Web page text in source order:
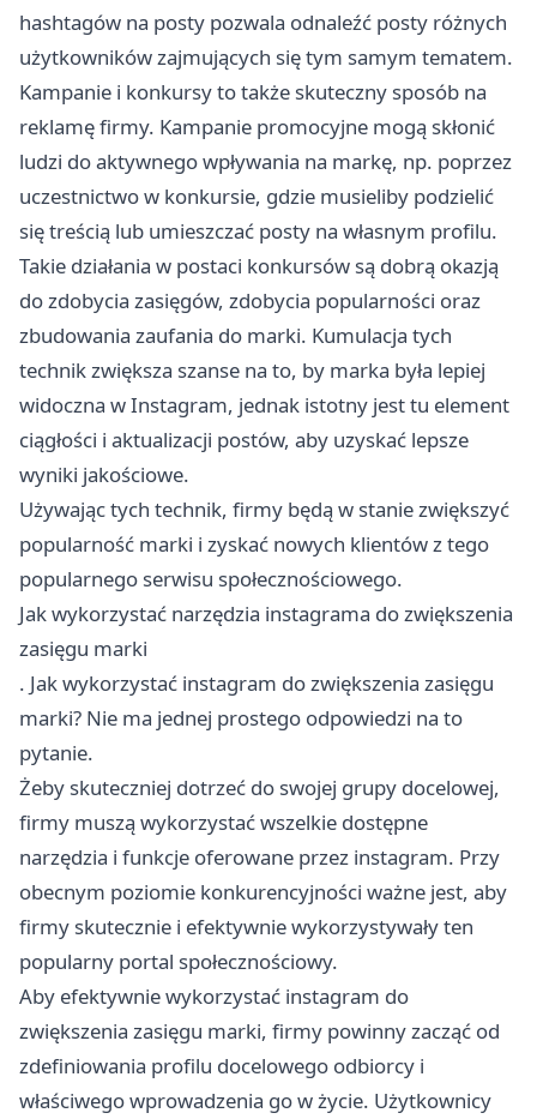
hashtagów na posty pozwala odnaleźć posty różnych
użytkowników zajmujących się tym samym tematem.
Kampanie i konkursy to także skuteczny sposób na
reklamę firmy. Kampanie promocyjne mogą skłonić
ludzi do aktywnego wpływania na markę, np. poprzez
uczestnictwo w konkursie, gdzie musieliby podzielić
się treścią lub umieszczać posty na własnym profilu.
Takie działania w postaci konkursów są dobrą okazją
do zdobycia zasięgów, zdobycia popularności oraz
zbudowania zaufania do marki. Kumulacja tych
technik zwiększa szanse na to, by marka była lepiej
widoczna w Instagram, jednak istotny jest tu element
ciągłości i aktualizacji postów, aby uzyskać lepsze
wyniki jakościowe.
Używając tych technik, firmy będą w stanie zwiększyć
popularność marki i zyskać nowych klientów z tego
popularnego serwisu społecznościowego.
Jak wykorzystać narzędzia instagrama do zwiększenia
zasięgu marki
. Jak wykorzystać instagram do zwiększenia zasięgu
marki? Nie ma jednej prostego odpowiedzi na to
pytanie.
Żeby skuteczniej dotrzeć do swojej grupy docelowej,
firmy muszą wykorzystać wszelkie dostępne
narzędzia i funkcje oferowane przez instagram. Przy
obecnym poziomie konkurencyjności ważne jest, aby
firmy skutecznie i efektywnie wykorzystywały ten
popularny portal społecznościowy.
Aby efektywnie wykorzystać instagram do
zwiększenia zasięgu marki, firmy powinny zacząć od
zdefiniowania profilu docelowego odbiorcy i
właściwego wprowadzenia go w życie. Użytkownicy